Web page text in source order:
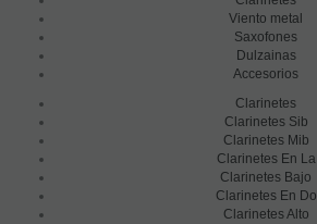
Viento metal
Saxofones
Dulzainas
Accesorios
Clarinetes
Clarinetes Sib
Clarinetes Mib
Clarinetes En La
Clarinetes Bajo
Clarinetes En Do
Clarinetes Alto